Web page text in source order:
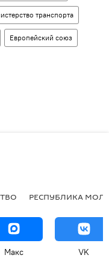
транспорта
Европейский союз
РЕСПУБЛИКА
Макс VK